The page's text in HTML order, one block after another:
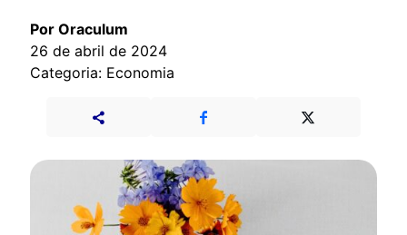
Por Oraculum
26 de abril de 2024
Categoria: Economia